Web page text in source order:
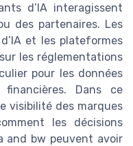
d’IA interagissent
des partenaires. Les
et les plateformes
les réglementations
pour les données
Dans ce
visibilité des marques
les décisions
and bw peuvent avoir